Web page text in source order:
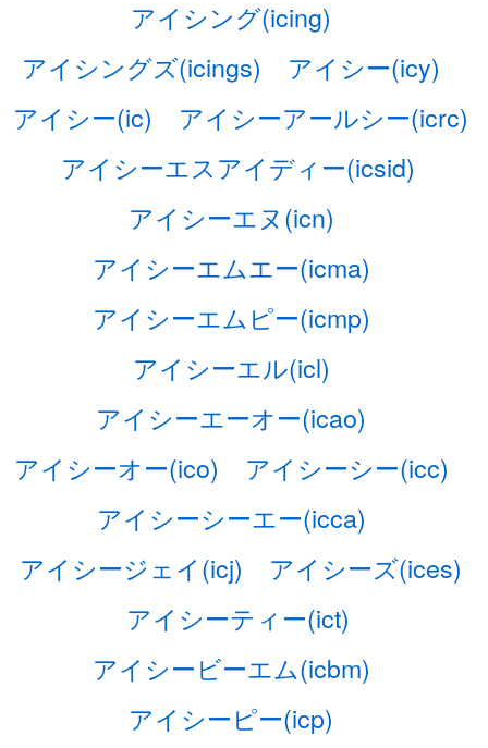
アイシング(icing)
アイシングズ(icings)
アイシー(icy)
アイシー(ic)
アイシーアールシー(icrc)
アイシーエスアイディー(icsid)
アイシーエヌ(icn)
アイシーエムエー(icma)
アイシーエムピー(icmp)
アイシーエル(icl)
アイシーエーオー(icao)
アイシーオー(ico)
アイシーシー(icc)
アイシーシーエー(icca)
アイシージェイ(icj)
アイシーズ(ices)
アイシーティー(ict)
アイシービーエム(icbm)
アイシーピー(icp)